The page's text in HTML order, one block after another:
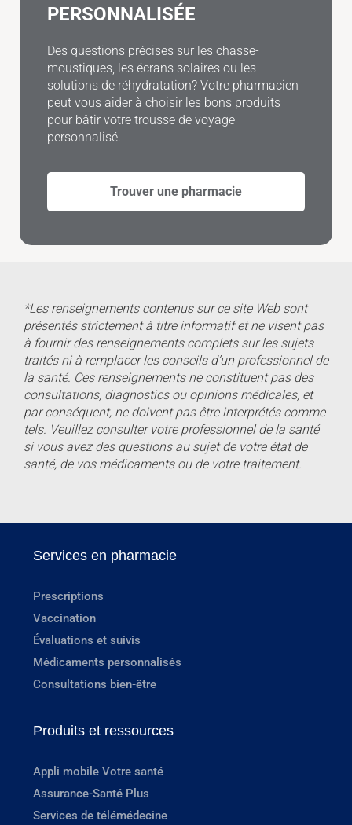
PERSONNALISÉE
Des questions précises sur les chasse-
moustiques, les écrans solaires ou les
solutions de réhydratation? Votre pharmacien
peut vous aider à choisir les bons produits
pour bâtir votre trousse de voyage
personnalisé.
Trouver une pharmacie
*Les renseignements contenus sur ce site Web sont
présentés strictement à titre informatif et ne visent pas
à fournir des renseignements complets sur les sujets
traités ni à remplacer les conseils d’un professionnel de
la santé. Ces renseignements ne constituent pas des
consultations, diagnostics ou opinions médicales, et
par conséquent, ne doivent pas être interprétés comme
tels. Veuillez consulter votre professionnel de la santé
si vous avez des questions au sujet de votre état de
santé, de vos médicaments ou de votre traitement.
Services en pharmacie
Prescriptions
Vaccination
Évaluations et suivis
Médicaments personnalisés
Consultations bien-être
Produits et ressources
Appli mobile Votre santé
Assurance-Santé Plus
Services de télémédecine